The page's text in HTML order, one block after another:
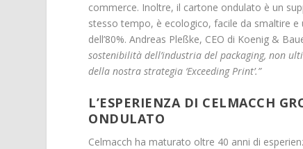
commerce. Inoltre, il cartone ondulato è un
stesso tempo, è ecologico, facile da smaltire
dell’80%. Andreas Pleßke, CEO di Koenig &
sostenibilità dell’industria del packaging, non
della nostra strategia ‘Exceeding Print’.”
L’ESPERIENZA DI CELMACCH
ONDULATO
Celmacch ha maturato oltre 40 anni di